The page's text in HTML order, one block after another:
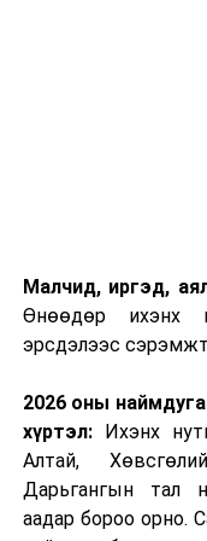
Малчид, иргэд,
Өнөөдөр ихэнх
эрсдэлээс
2026 оны
хүртэл:Ихэнх
Алтай,
Дарьгангын тал
аадар бороо орно.